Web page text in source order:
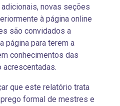
novas seções
à página online
são convidados a
página para terem a
conhecimentos das
acrescentadas.
que este relatório trata
formal de mestres e